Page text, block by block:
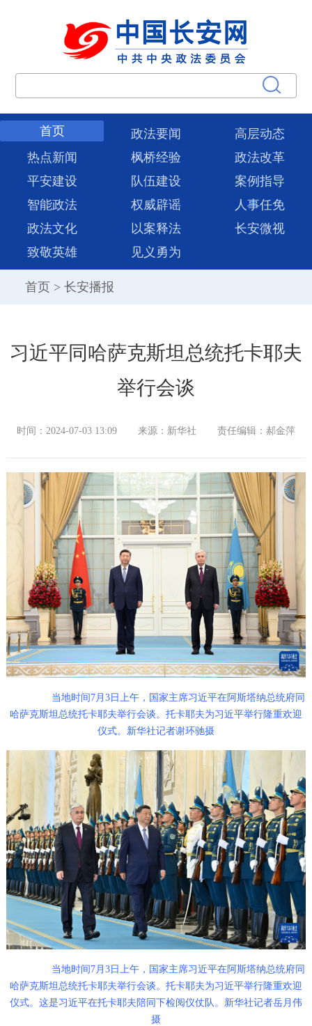
首页 政法要闻
高层动态
热点新闻
枫桥经验
政法改革
平安建设
队伍建设
案例指导
智能政法
权威辟谣
人事任免
政法文化
以案释法
长安微视
致敬英雄
见义勇为
首页 > 长安播报
习近平同哈萨克斯坦总统托卡耶夫
举行会谈
时间：2024-07-03 13:09 来源：新华社 责任编辑：郝金萍
当地时间7月3日上午，国家主席习近平在阿斯塔纳总统府同
哈萨克斯坦总统托卡耶夫举行会谈。托卡耶夫为习近平举行隆重欢迎
仪式。 新华社记者谢环驰摄
当地时间7月3日上午，国家主席习近平在阿斯塔纳总统府同
哈萨克斯坦总统托卡耶夫举行会谈。托卡耶夫为习近平举行隆重欢迎
仪式。这是习近平在托卡耶夫陪同下检阅仪仗队。 新华社记者岳月伟
摄